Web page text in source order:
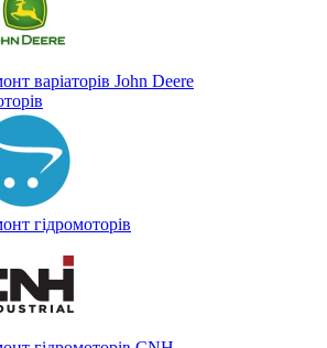
варіаторів John Deere
гідромоторів